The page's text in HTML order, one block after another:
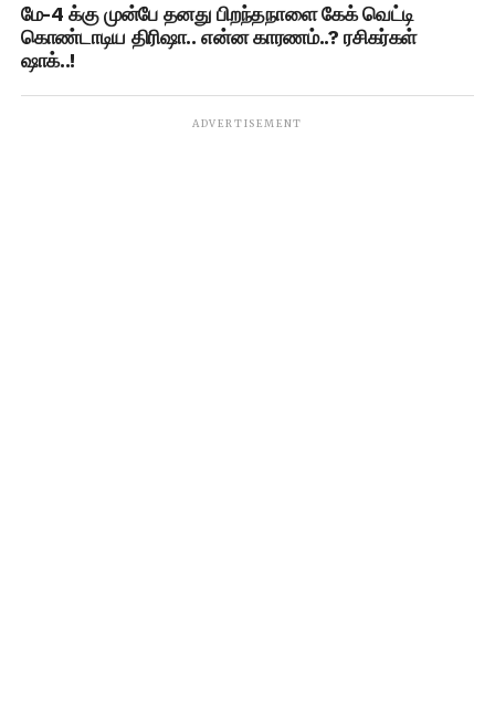
மே-4 க்கு முன்பே தனது பிறந்தநாளை கேக் வெட்டி
கொண்டாடிய திரிஷா.. என்ன காரணம்..? ரசிகர்கள்
ஷாக்..!
ADVERTISEMENT